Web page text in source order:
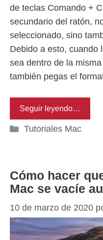
de teclas Comando +
secundario del ratón,
seleccionado, sino
Debido a esto, cuando
sea dentro de la
también pegas el
Seguir leyendo…
Categorías
Tutoriales Mac
Cómo hacer
Mac se vacíe
10 de marzo de 2020